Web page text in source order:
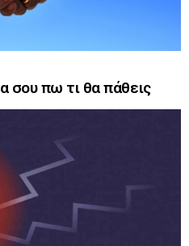
σου πω τι θα πάθεις